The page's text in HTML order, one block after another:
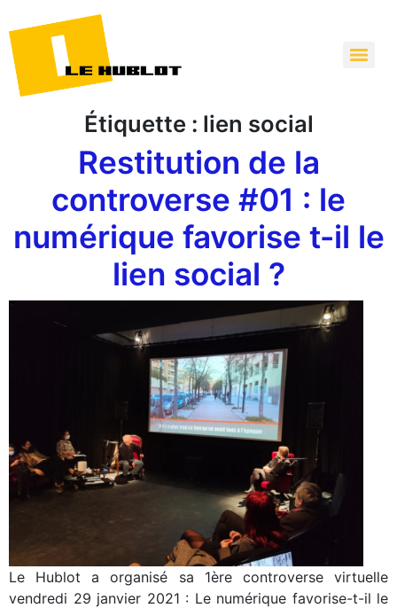
Étiquette : lien social
Restitution de la
controverse #01 : le
numérique favorise t-il le
lien social ?
Le Hublot a organisé sa 1ère controverse virtuelle
vendredi 29 janvier 2021 : Le numérique favorise-t-il le